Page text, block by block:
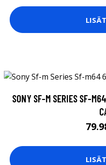
SONY SF-M SERIES SF-